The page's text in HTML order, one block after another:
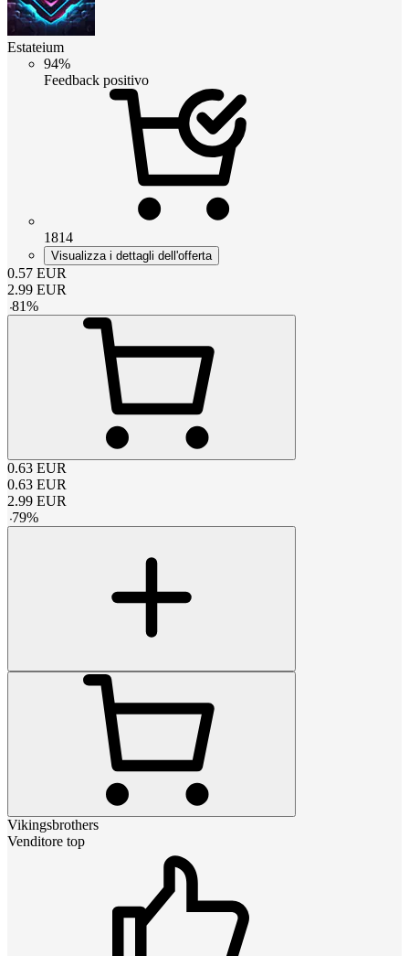
Estateium
94%
Feedback positivo
1814
Visualizza i dettagli dell'offerta
0.57 EUR
2.99 EUR
-81%
0.63 EUR
0.63 EUR
2.99 EUR
-79%
Vikingsbrothers
Venditore top